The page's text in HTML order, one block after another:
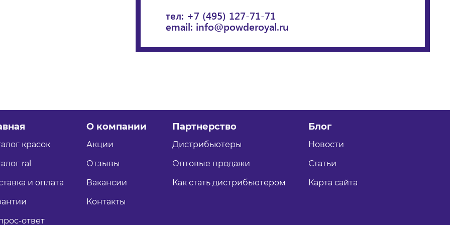
тел: +7 (495) 127-71-71
email: info@powderoyal.ru
красок
ral
и оплата
ответ
О компании
Акции
Отзывы
Вакансии
Контакты
Партнерство
Дистрибьютеры
Оптовые продажи
Как стать дистрибьютером
Блог
Новости
Статьи
Карта сайта